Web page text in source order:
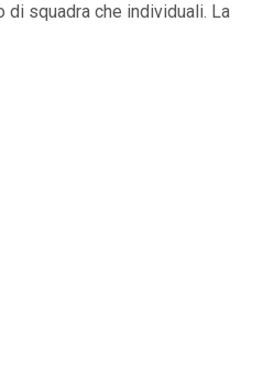
squadra che individuali. La